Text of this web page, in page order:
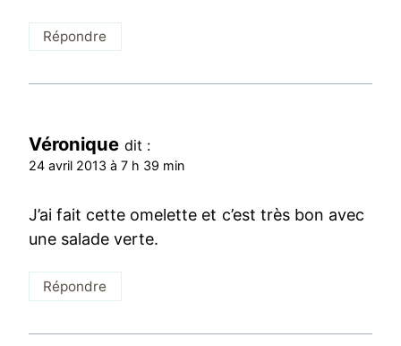
Répondre
Véronique dit :
24 avril 2013 à 7 h 39 min
J’ai fait cette omelette et c’est très bon avec
une salade verte.
Répondre